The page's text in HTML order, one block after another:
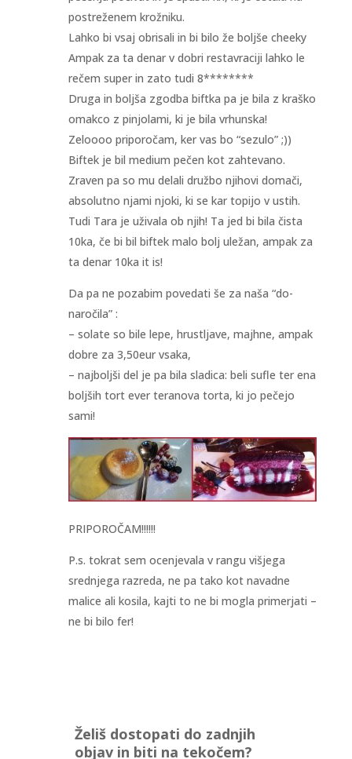
postreženem krožniku.
Lahko bi vsaj obrisali in bi bilo že boljše cheeky
Ampak za ta denar v dobri restavraciji lahko le
rečem super in zato tudi 8********
Druga in boljša zgodba biftka pa je bila z kraško
omakco z pinjolami, ki je bila vrhunska!
Zeloooo priporočam, ker vas bo “sezulo” ;))
Biftek je bil medium pečen kot zahtevano.
Zraven pa so mu delali družbo njihovi domači,
absolutno njami njoki, ki se kar topijo v ustih.
Tudi Tara je uživala ob njih! Ta jed bi bila čista
10ka, če bi bil biftek malo bolj uležan, ampak za
ta denar 10ka it is!
Da pa ne pozabim povedati še za naša “do-
naročila” :
– solate so bile lepe, hrustljave, majhne, ampak
dobre za 3,50eur vsaka,
– najboljši del je pa bila sladica: beli sufle ter ena
boljših tort ever teranova torta, ki jo pečejo
sami!
PRIPOROČAM!!!!!!
P.s. tokrat sem ocenjevala v rangu višjega
srednjega razreda, ne pa tako kot navadne
malice ali kosila, kajti to ne bi mogla primerjati –
ne bi bilo fer!
Želiš dostopati do zadnjih
objav in biti na tekočem?